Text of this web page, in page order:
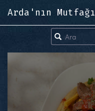
Arda'nın Mutfağı